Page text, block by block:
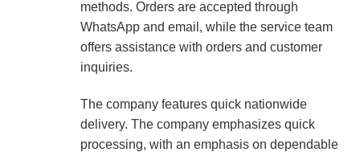
methods. Orders are accepted through
WhatsApp and email, while the service team
offers assistance with orders and customer
inquiries.
The company features quick nationwide
delivery. The company emphasizes quick
processing, with an emphasis on dependable